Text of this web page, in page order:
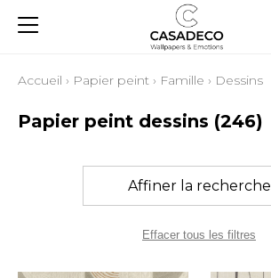
Accueil › Papier peint › Famille › Dessins
Papier peint dessins (246)
Affiner la recherche
Effacer tous les filtres